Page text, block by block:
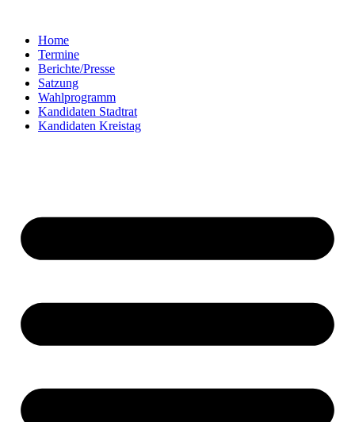
springenHome
Termine
Berichte/Presse
Satzung
Wahlprogramm
Kandidaten Stadtrat
Kandidaten Kreistag